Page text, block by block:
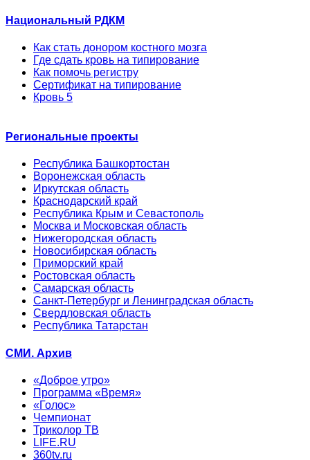
Национальный РДКМ
Как стать донором костного мозга
Где сдать кровь на типирование
Как помочь регистру
Сертификат на типирование
Кровь 5
Региональные проекты
Республика Башкортостан
Воронежская область
Иркутская область
Краснодарский край
Республика Крым и Севастополь
Москва и Московская область
Нижегородская область
Новосибирская область
Приморский край
Ростовская область
Самарская область
Санкт-Петербург и Ленинградская область
Свердловская область
Республика Татарстан
СМИ. Архив
«Доброе утро»
Программа «Время»
«Голос»
Чемпионат
Триколор ТВ
LIFE.RU
360tv.ru